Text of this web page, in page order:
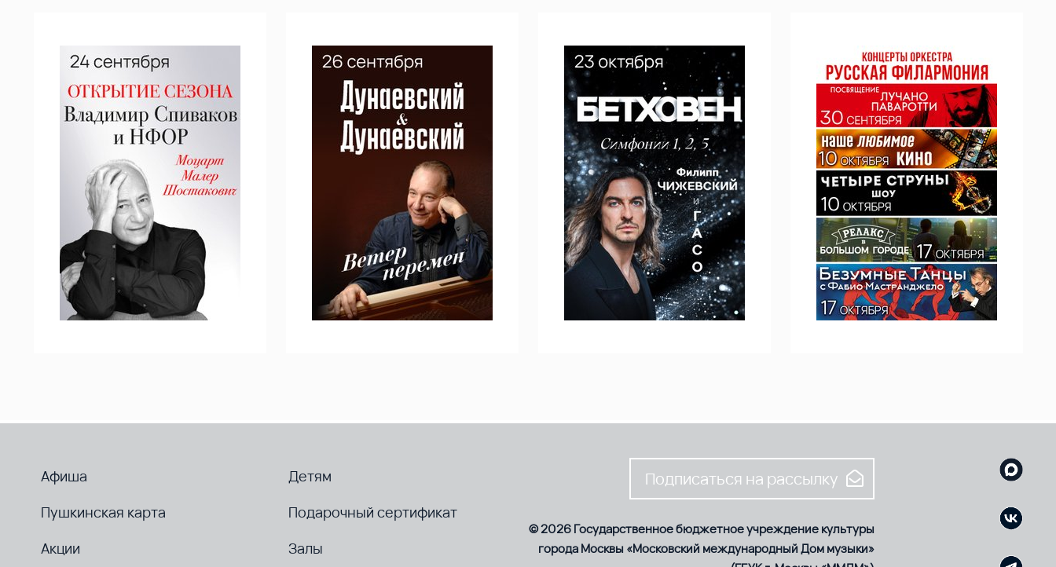
Афиша
Детям
Пушкинская карта
Подарочный сертификат
Акции
Залы
Подписаться на рассылку
© 2026 Государственное бюджетное учреждение культуры
города Москвы «Московский международный Дом музыки»